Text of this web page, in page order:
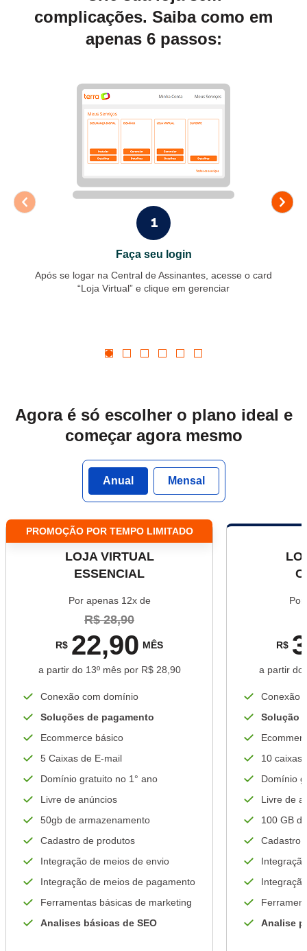
complicações. Saibacomo em
apenas 6 passos:
1
Faça seu login
Após se logar na Central de Assinantes, acesse o card
“Loja Virtual” e clique em gerenciar
Agora é só escolher o plano ideal e
começar agora mesmo
Anual Mensal
PROMOÇÃO POR TEMPO LIMITADO
LOJA VIRTUAL
ESSENCIAL
Por apenas 12x de
R$ 28,90
R$ 22,90 MÊS
a partir do 13º mês por R$ 28,90
Conexão com domínio
Soluções de pagamento
Ecommerce básico
5 Caixas de E-mail
Domínio gratuito no 1° ano
Livre de anúncios
50gb de armazenamento
Cadastro de produtos
Integração de meios de envio
Integração de meios de pagamento
Ferramentas básicas de marketing
Analises básicas de SEO
Por
R$
a partir do
Conexão
Solução
10 caixas
Domínio
Livre de
100 GB
Cadastro
Analise